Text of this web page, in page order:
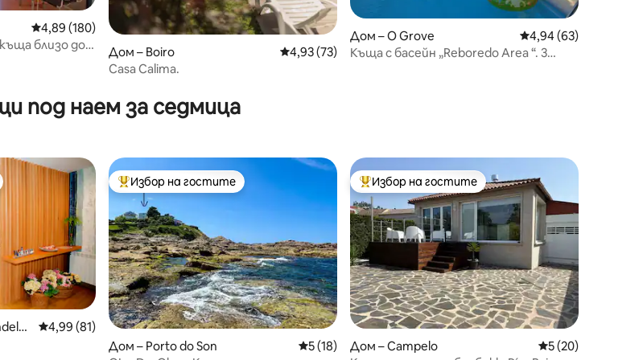
Средна оценка: 4,89 от 5, 180 отзива
4,89 (180)
близо до
Дом – Boiro Средна оценка: 4,93 от 5, 73 отзива
4,93 (73)
Casa Calima.
Дом – O Grove Средна оценка:
4,94 (63)
Къща с басейн „Reboredo Area “. 3
под наем за седмица
гостите
Средна оценка: 4,99 от 5, 81 отзива
4,99 (81)
Най-популярен избор на гостите
Избор на гостите
Дом – Porto do Son Средна оценка: 5 от 5, 18 отзива
5 (18)
Най-популярен избор на гостите
Избор на гостите
Дом – Campelo Средна оценка:
5 (20)